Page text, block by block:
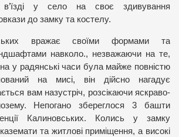
у село на своє здивування
до замку та костелу.
вражає своїми формами та
навколо., незважаючи на те,
у радянські часи була майже повністю
на мисі, він дійсно нагадує
вам назустріч, розсікаючи яскраво-
Непогано збереглося 3 башти
Калиновських. Колись у замку
та житлові приміщення, а високі